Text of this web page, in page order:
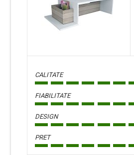
CALITATE
FIABILITATE
DESIGN
PRET